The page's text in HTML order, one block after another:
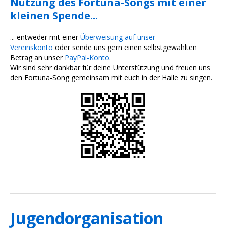
kleinen Spende...
... entweder mit einerÜberweisung auf unser
Vereinskonto oder sende uns gern einen selbstgewählten
Betrag an unser PayPal-Konto.
Wir sind sehr dankbar für deine Unterstützung und freuen uns
den Fortuna-Song gemeinsam mit euch in der Halle zu singen.
Jugendorganisation